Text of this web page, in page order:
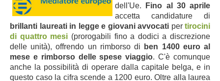
dell'Ue.
Fino al 30 aprile
accetta candidature di
brillanti laureati in legge e giovani avvocati per tirocini
di quattro mesi (prorogabili fino a dodici a discrezione
delle unità), offrendo un rimborso di
ben 1400 euro al
mese e rimborso delle spese viaggio. C'è comunque
anche la possibilità di operare dalla capitale belga, e in
questo caso la cifra scende a 1200 euro. Oltre alla laurea